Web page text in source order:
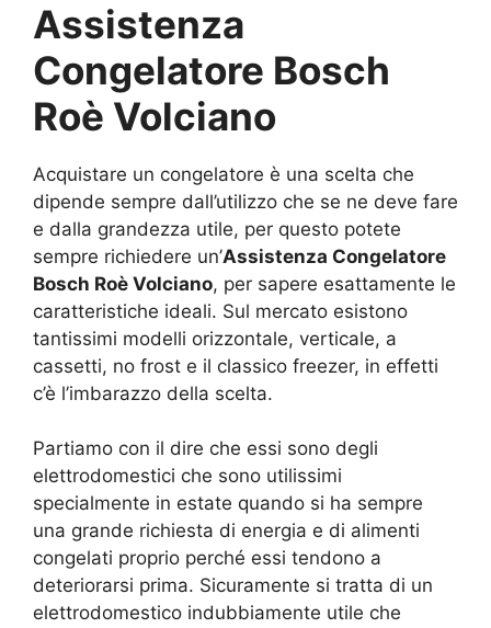
Assistenza
Congelatore Bosch
Roè Volciano
Acquistare un congelatore è una scelta che
dipende sempre dall’utilizzo che se ne deve fare
e dalla grandezza utile, per questo potete
sempre richiedere un’Assistenza Congelatore
Bosch Roè Volciano, per sapere esattamente le
caratteristiche ideali. Sul mercato esistono
tantissimi modelli orizzontale, verticale, a
cassetti, no frost e il classico freezer, in effetti
c’è l’imbarazzo della scelta.
Partiamo con il dire che essi sono degli
elettrodomestici che sono utilissimi
specialmente in estate quando si ha sempre
una grande richiesta di energia e di alimenti
congelati proprio perché essi tendono a
deteriorarsi prima. Sicuramente si tratta di un
elettrodomestico indubbiamente utile che